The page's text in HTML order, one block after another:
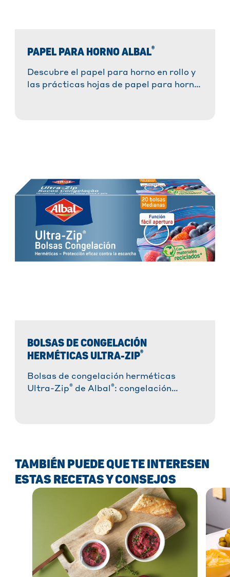
PAPEL PARA HORNO ALBAL®
Descubre el papel para horno en rollo y
las prácticas hojas de papel para horno
BOLSAS DE CONGELACIÓN
HERMÉTICAS ULTRA-ZIP®
Bolsas de congelación herméticas
Ultra-Zip® de Albal ®: congelación
TAMBIÉN PUEDE QUE TE INTERESEN
ESTAS RECETAS Y CONSEJOS